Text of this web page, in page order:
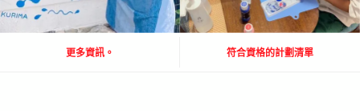
更多資訊。 符合資格的計劃清單